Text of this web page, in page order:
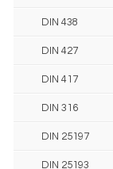
DIN 438
DIN 427
DIN 417
DIN 316
DIN 25197
DIN 25193